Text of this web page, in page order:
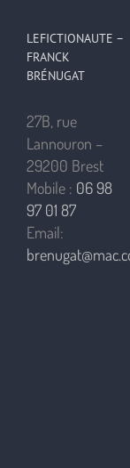
LEFICTIONAUTE –
FRANCK
BRÉNUGAT
27B, rue
Lannouron –
29200 Brest
Mobile : 06 98
97 01 87
Email: